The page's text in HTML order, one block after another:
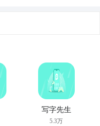
机APP，提供丰富的
手机APP，提供热门
户可以随时随地观看
写字先生
5.3万